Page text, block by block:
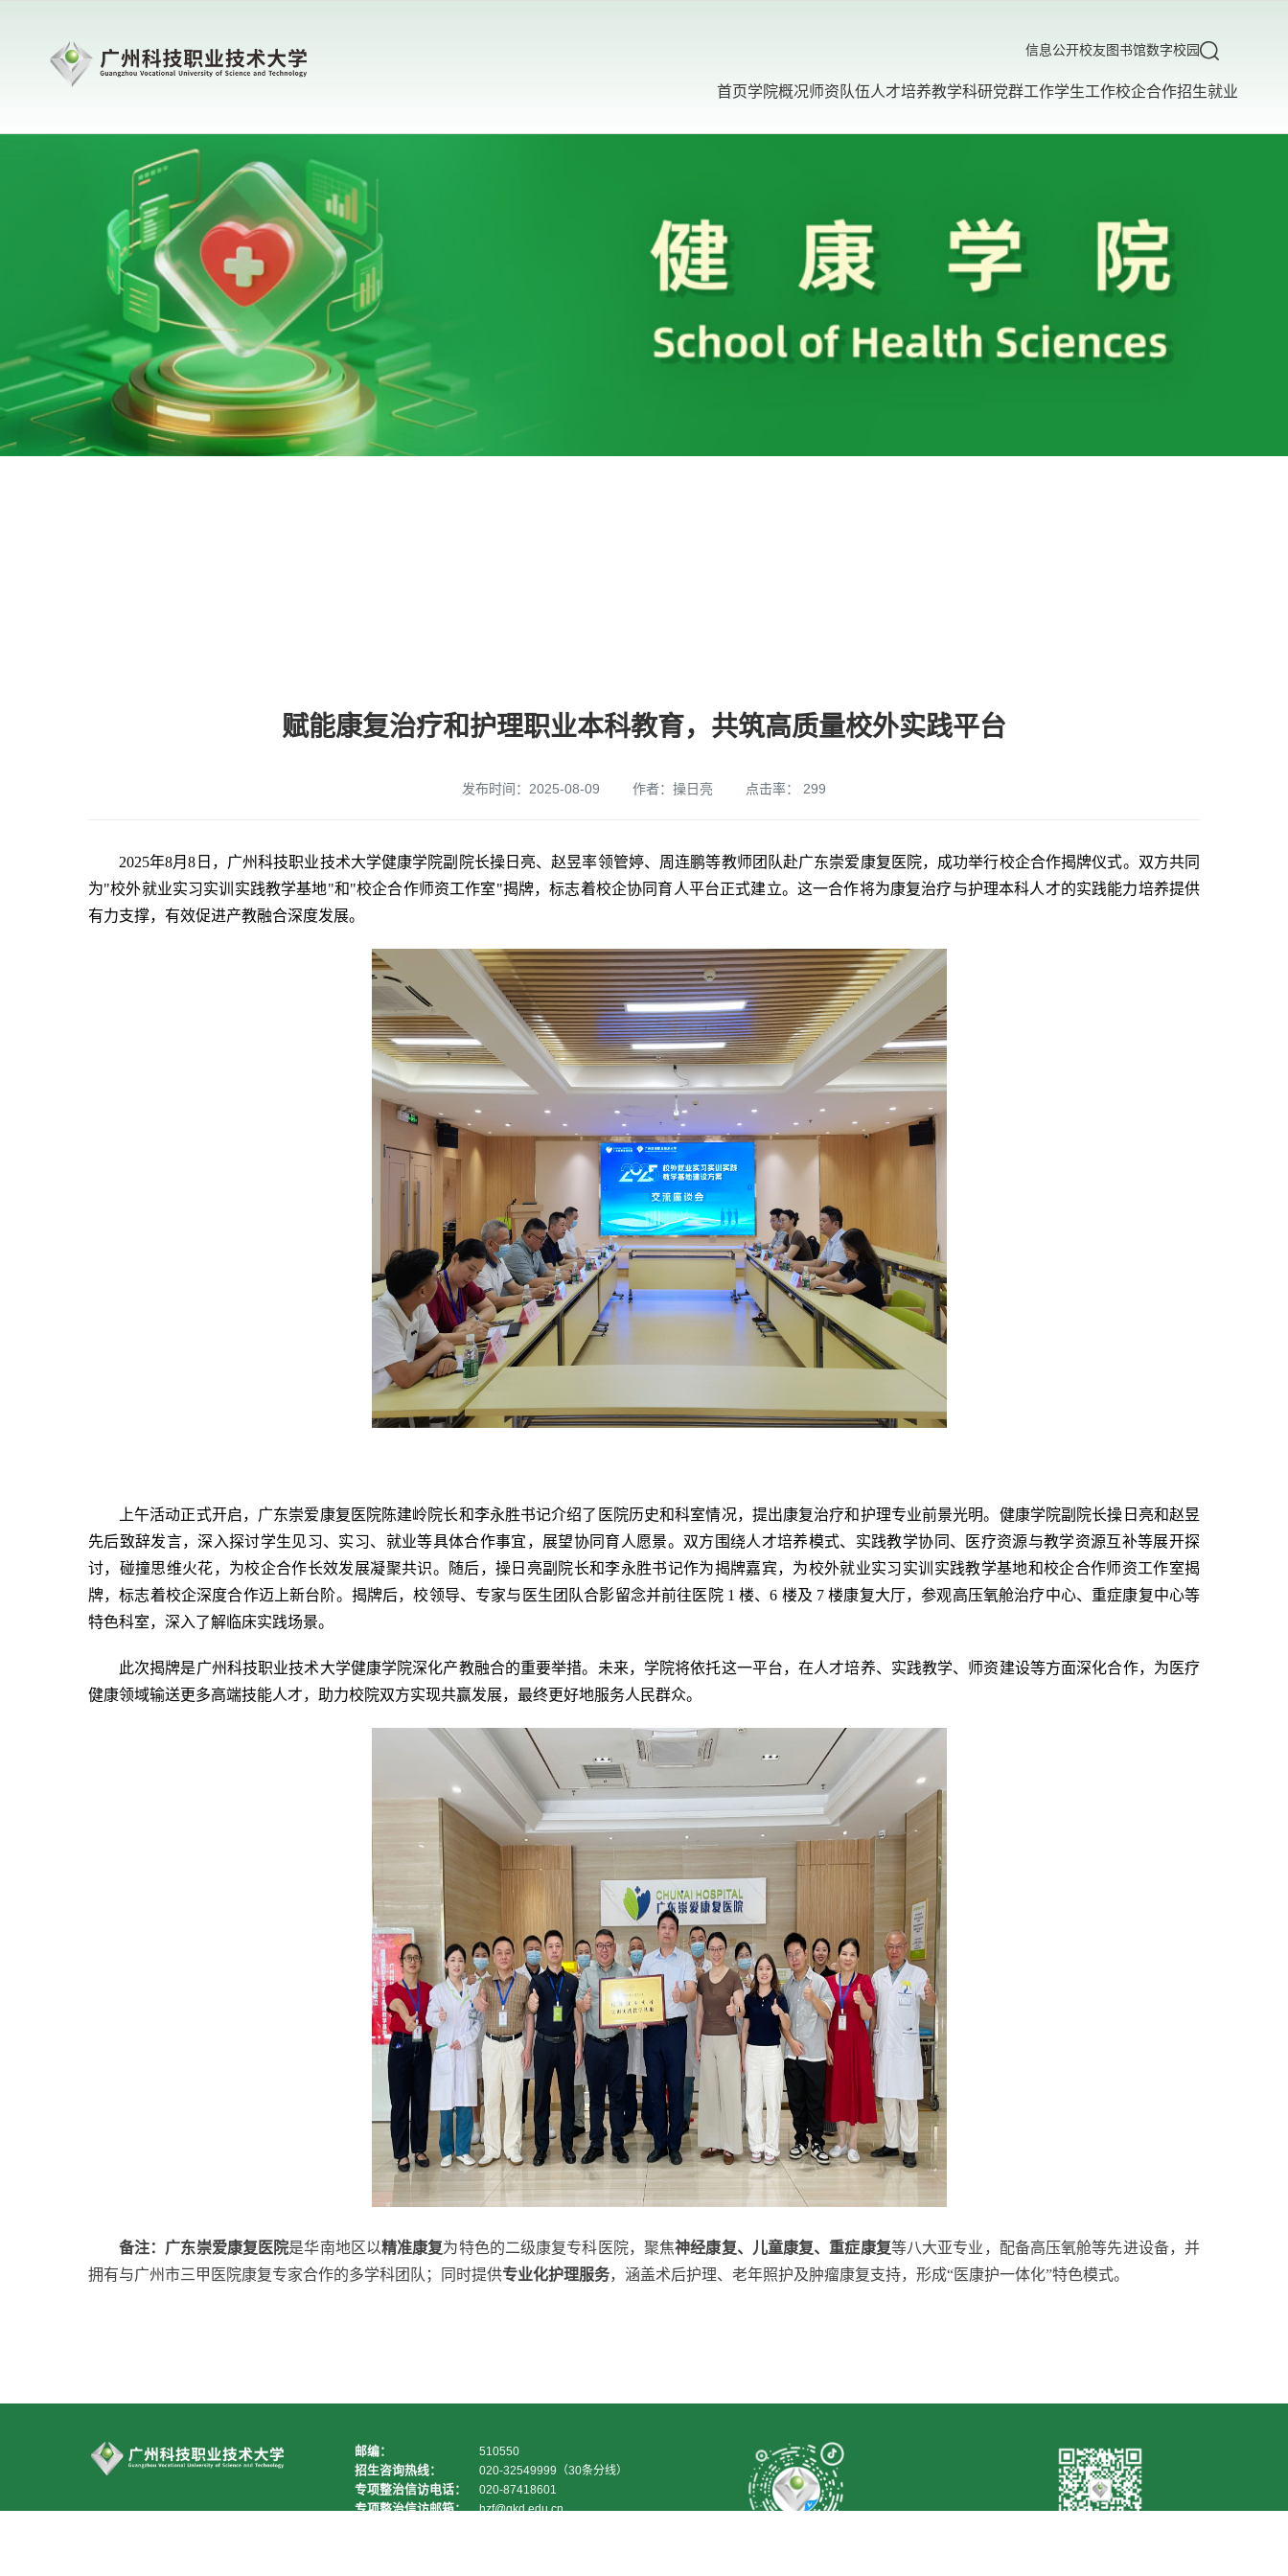
信息公开校友图书馆数字校园
首页学院概况师资队伍人才培养教学科研党群工作学生工作校企合作招生就业
赋能康复治疗和护理职业本科教育，共筑高质量校外实践平台
发布时间：2025-08-09 作者：操日亮 点击率： 299
2025年8月8日，广州科技职业技术大学健康学院副院长操日亮、赵昱率领管婷、周连鹏等教师团队赴广东崇爱康复医院，成功举行校企合作揭牌仪式。双方共同
为"校外就业实习实训实践教学基地"和"校企合作师资工作室"揭牌，标志着校企协同育人平台正式建立。这一合作将为康复治疗与护理本科人才的实践能力培养提供
有力支撑，有效促进产教融合深度发展。
上午活动正式开启，广东崇爱康复医院陈建岭院长和李永胜书记介绍了医院历史和科室情况，提出康复治疗和护理专业前景光明。健康学院副院长操日亮和赵昱
先后致辞发言，深入探讨学生见习、实习、就业等具体合作事宜，展望协同育人愿景。双方围绕人才培养模式、实践教学协同、医疗资源与教学资源互补等展开探
讨，碰撞思维火花，为校企合作长效发展凝聚共识。随后，操日亮副院长和李永胜书记作为揭牌嘉宾，为校外就业实习实训实践教学基地和校企合作师资工作室揭
牌，标志着校企深度合作迈上新台阶。揭牌后，校领导、专家与医生团队合影留念并前往医院 1 楼、6 楼及 7 楼康复大厅，参观高压氧舱治疗中心、重症康复中心等
特色科室，深入了解临床实践场景。
此次揭牌是广州科技职业技术大学健康学院深化产教融合的重要举措。未来，学院将依托这一平台，在人才培养、实践教学、师资建设等方面深化合作，为医疗
健康领域输送更多高端技能人才，助力校院双方实现共赢发展，最终更好地服务人民群众。
备注：广东崇爱康复医院是华南地区以精准康复为特色的二级康复专科医院，聚焦神经康复、儿童康复、重症康复等八大亚专业，配备高压氧舱等先进设备，并
拥有与广州市三甲医院康复专家合作的多学科团队；同时提供专业化护理服务，涵盖术后护理、老年照护及肿瘤康复支持，形成“医康护一体化”特色模式。
邮编： 510550
招生咨询热线： 020-32549999（30条分线）
专项整治信访电话： 020-87418601
专项整治信访邮箱： hzf@gkd.edu.cn